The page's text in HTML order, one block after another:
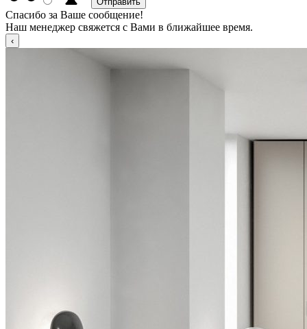
Спасибо за Ваше сообщение!
Наш менеджер свяжется с Вами в ближайшее время.